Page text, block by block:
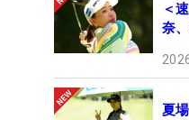
＜
奈
夏